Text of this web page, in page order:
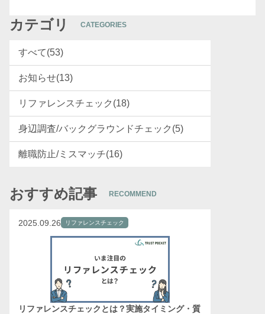
カテゴリ CATEGORIES
すべて(53)
お知らせ(13)
リファレンスチェック(18)
身辺調査/バックグラウンドチェック(5)
離職防止/ミスマッチ(16)
おすすめ記事 RECOMMEND
2025.09.26 リファレンスチェック
リファレンスチェックとは？実施タイミング・質